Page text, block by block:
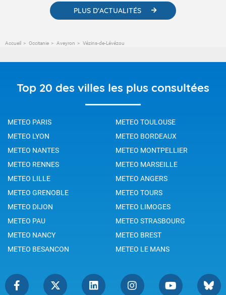
PLUS D'ACTUALITÉS
Accueil Occitanie Aveyron Vézins-de-Lévézou
Top 20 des villes les plus consultées
METEO PARIS
METEO TOULOUSE
METEO LYON
METEO BORDEAUX
METEO NANTES
METEO MONTPELLIER
METEO RENNES
METEO MARSEILLE
METEO LILLE
METEO ANGERS
METEO GRENOBLE
METEO TOURS
METEO DIJON
METEO LIMOGES
METEO PAU
METEO STRASBOURG
METEO NANCY
METEO BREST
METEO BESANCON
METEO LE MANS